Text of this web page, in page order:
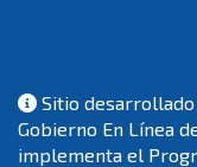
Sitio
Gobierno En Línea
implementa el